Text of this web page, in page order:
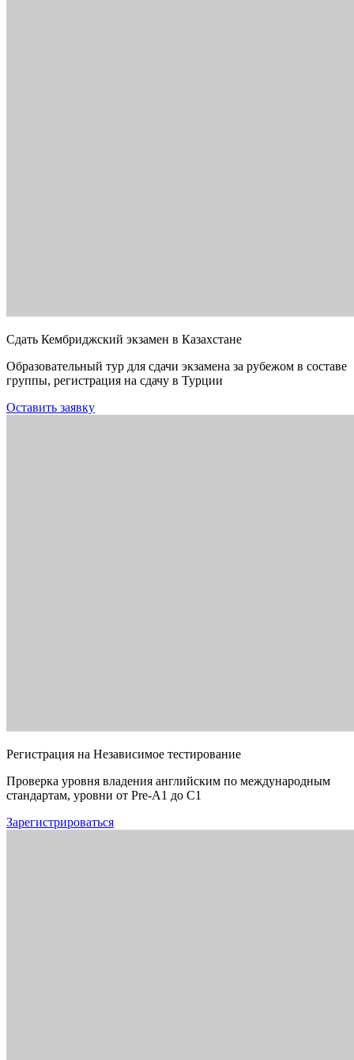
Сдать Кембриджский экзамен в Казахстане
Образовательный тур для сдачи экзамена за рубежом в составе
группы, регистрация на сдачу в Турции
Оставить заявку
Регистрация на Независимое тестирование
Проверка уровня владения английским по международным
стандартам, уровни от Pre-A1 до C1
Зарегистрироваться